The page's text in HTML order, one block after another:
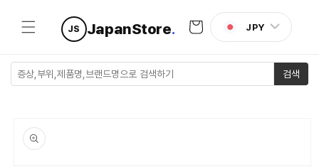
건너뛰기
JS JapanStore.
트
JPY
검색
로 건너뛰
기